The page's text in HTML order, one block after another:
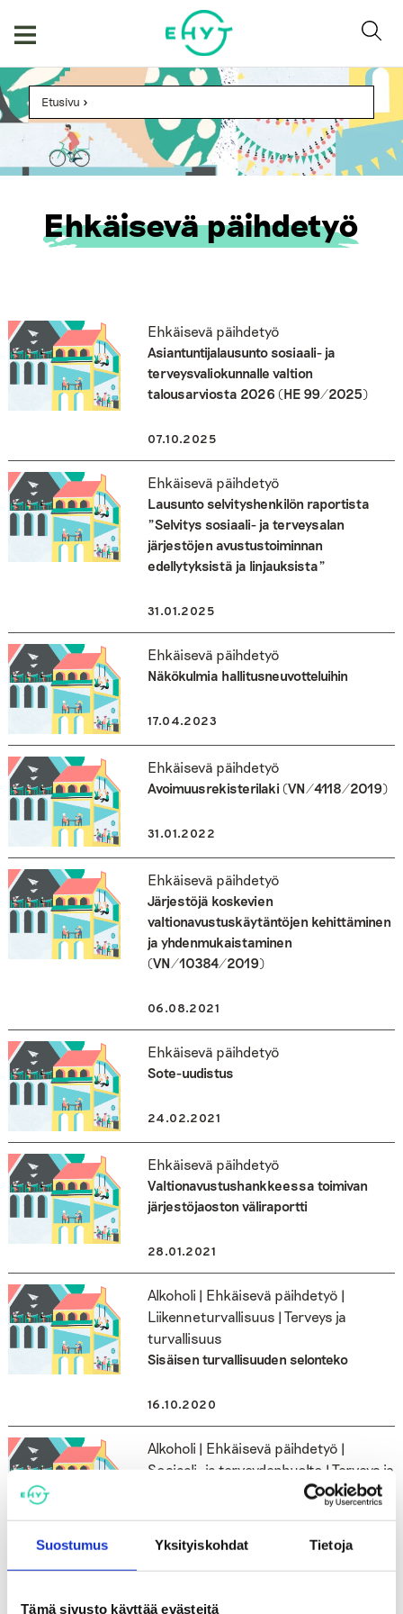
Suostumus Yksityiskohdat Tietoja
Tämä sivusto käyttää evästeitä
Etusivu >
Ehkäisevä päihdetyö
Ehkäisevä päihdetyö
Asiantuntijalausunto sosiaali- ja
terveysvaliokunnalle valtion
talousarviosta 2026 (HE 99/2025)
07.10.2025
Ehkäisevä päihdetyö
Lausunto selvityshenkilön raportista
”Selvitys sosiaali- ja terveysalan
järjestöjen avustustoiminnan
edellytyksistä ja linjauksista”
31.01.2025
Ehkäisevä päihdetyö
Näkökulmia hallitusneuvotteluihin
17.04.2023
Ehkäisevä päihdetyö
Avoimuusrekisterilaki (VN/4118/2019)
31.01.2022
Ehkäisevä päihdetyö
Järjestöjä koskevien
valtionavustuskäytäntöjen kehittäminen
ja yhdenmukaistaminen
(VN/10384/2019)
06.08.2021
Ehkäisevä päihdetyö
Sote-uudistus
24.02.2021
Ehkäisevä päihdetyö
Valtionavustushankkeessa toimivan
järjestöjaoston väliraportti
28.01.2021
Alkoholi | Ehkäisevä päihdetyö |
Liikenneturvallisuus | Terveys ja
turvallisuus
Sisäisen turvallisuuden selonteko
16.10.2020
Alkoholi | Ehkäisevä päihdetyö |
Sosiaali- ja terveydenhuolto | Terveys ja
Alkoholi- ja alkoholijuomaverosta